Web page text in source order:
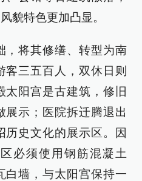
貌特色更加凸显。
，将其修缮、转型为南
三五百人，双休日则
太阳宫是古建筑，修旧
展示；医院拆迁腾退出
历史文化的展示区。因
必须使用钢筋混凝土
白墙，与太阳宫保持一